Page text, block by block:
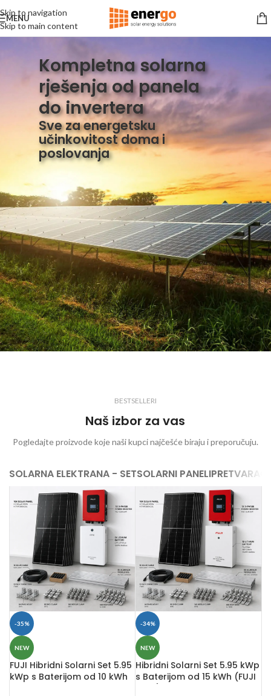
Skip to navigation
Skip to main content
MENU
Kompletna solarna
rješenja od panela
do invertera
Sve za energetsku
učinkovitost doma i
poslovanja
BESTSELLERI
Naš izbor za vas
Pogledajte proizvode koje naši kupci najčešće biraju i preporučuju.
SOLARNA ELEKTRANA - SETSOLARNI PANELIPRETVARAČI
-35%
NEW
FUJI Hibridni Solarni Set 5.95
kWp s Baterijom od 10 kWh
-34%
NEW
Hibridni Solarni Set 5.95 kWp
s Baterijom od 15 kWh (FUJI